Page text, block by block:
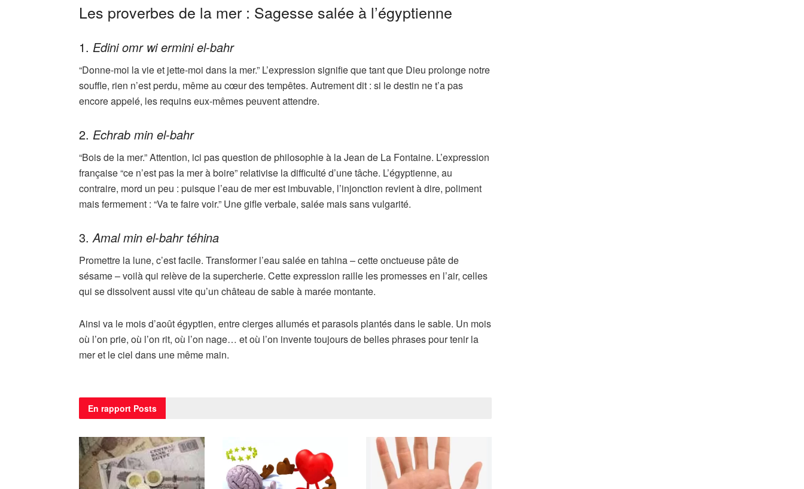
Les proverbes de la mer : Sagesse salée à l’égyptienne
1. Edini omr wi ermini el-bahr
“Donne-moi la vie et jette-moi dans la mer.” L’expression signifie que tant que Dieu prolonge notre
souffle, rien n’est perdu, même au cœur des tempêtes. Autrement dit : si le destin ne t’a pas
encore appelé, les requins eux-mêmes peuvent attendre.
2. Echrab min el-bahr
“Bois de la mer.” Attention, ici pas question de philosophie à la Jean de La Fontaine. L’expression
française “ce n’est pas la mer à boire” relativise la difficulté d’une tâche. L’égyptienne, au
contraire, mord un peu : puisque l’eau de mer est imbuvable, l’injonction revient à dire, poliment
mais fermement : “Va te faire voir.” Une gifle verbale, salée mais sans vulgarité.
3.Amal min el-bahr téhina
Promettre la lune, c’est facile. Transformer l’eau salée en tahina – cette onctueuse pâte de
sésame – voilà qui relève de la supercherie. Cette expression raille les promesses en l’air, celles
qui se dissolvent aussi vite qu’un château de sable à marée montante.
Ainsi va le mois d’août égyptien, entre cierges allumés et parasols plantés dans le sable. Un mois
où l’on prie, où l’on rit, où l’on nage… et où l’on invente toujours de belles phrases pour tenir la
mer et le ciel dans une même main.
En rapport Posts